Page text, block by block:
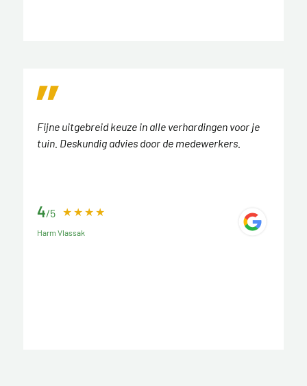
Fijne uitgebreid keuze in alle verhardingen voor je
tuin. Deskundig advies door de medewerkers.
4/5
Harm Vlassak